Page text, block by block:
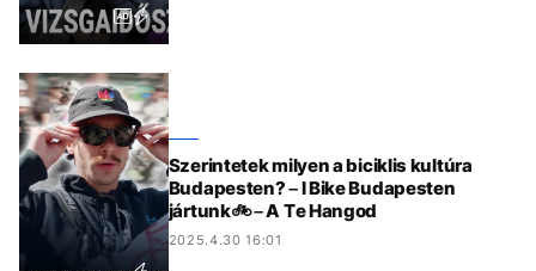
Szerintetek milyen a biciklis kultúra
Budapesten? – I Bike Budapesten
jártunk🚲 – A Te Hangod
2025.4.30 16:01